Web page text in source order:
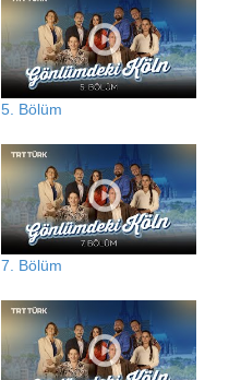
5. Bölüm
7. Bölüm